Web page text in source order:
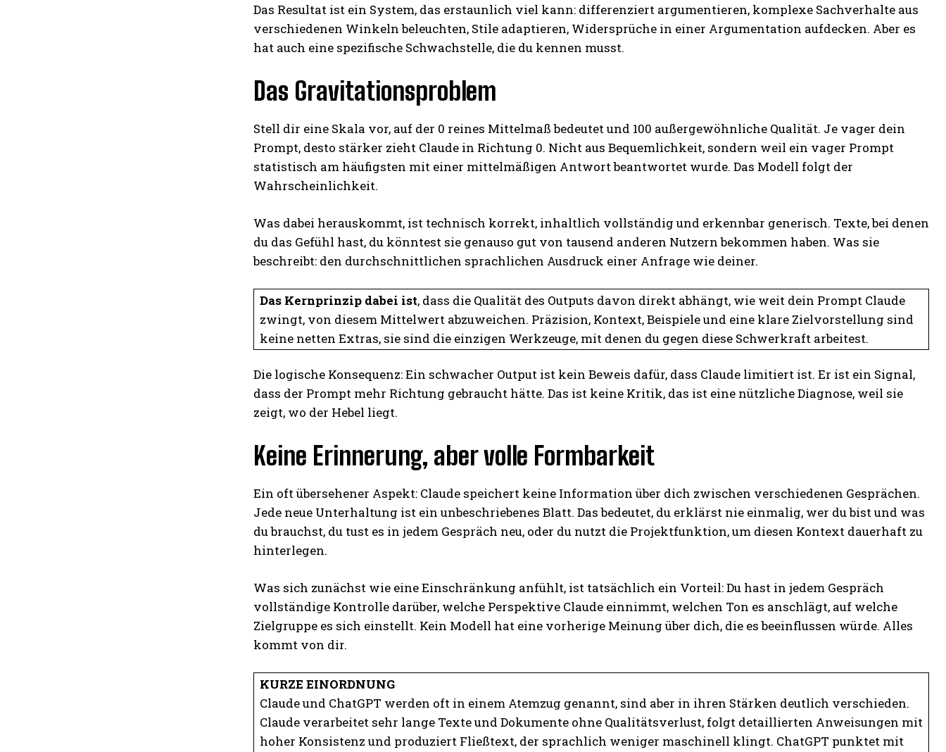
Das Resultat ist ein System, das erstaunlich viel kann: differenziert argumentieren, komplexe Sachverhalte aus
verschiedenen Winkeln beleuchten, Stile adaptieren, Widersprüche in einer Argumentation aufdecken. Aber es
hat auch eine spezifische Schwachstelle, die du kennen musst.
Das Gravitationsproblem
Stell dir eine Skala vor, auf der 0 reines Mittelmaß bedeutet und 100 außergewöhnliche Qualität. Je vager dein
Prompt, desto stärker zieht Claude in Richtung 0. Nicht aus Bequemlichkeit, sondern weil ein vager Prompt
statistisch am häufigsten mit einer mittelmäßigen Antwort beantwortet wurde. Das Modell folgt der
Wahrscheinlichkeit.
Was dabei herauskommt, ist technisch korrekt, inhaltlich vollständig und erkennbar generisch. Texte, bei denen
du das Gefühl hast, du könntest sie genauso gut von tausend anderen Nutzern bekommen haben. Was sie
beschreibt: den durchschnittlichen sprachlichen Ausdruck einer Anfrage wie deiner.
Das Kernprinzip dabei ist, dass die Qualität des Outputs davon direkt abhängt, wie weit dein Prompt Claude
zwingt, von diesem Mittelwert abzuweichen. Präzision, Kontext, Beispiele und eine klare Zielvorstellung sind
keine netten Extras, sie sind die einzigen Werkzeuge, mit denen du gegen diese Schwerkraft arbeitest.
Die logische Konsequenz: Ein schwacher Output ist kein Beweis dafür, dass Claude limitiert ist. Er ist ein Signal,
dass der Prompt mehr Richtung gebraucht hätte. Das ist keine Kritik, das ist eine nützliche Diagnose, weil sie
zeigt, wo der Hebel liegt.
Keine Erinnerung, aber volle Formbarkeit
Ein oft übersehener Aspekt: Claude speichert keine Information über dich zwischen verschiedenen Gesprächen.
Jede neue Unterhaltung ist ein unbeschriebenes Blatt. Das bedeutet, du erklärst nie einmalig, wer du bist und was
du brauchst, du tust es in jedem Gespräch neu, oder du nutzt die Projektfunktion, um diesen Kontext dauerhaft zu
hinterlegen.
Was sich zunächst wie eine Einschränkung anfühlt, ist tatsächlich ein Vorteil: Du hast in jedem Gespräch
vollständige Kontrolle darüber, welche Perspektive Claude einnimmt, welchen Ton es anschlägt, auf welche
Zielgruppe es sich einstellt. Kein Modell hat eine vorherige Meinung über dich, die es beeinflussen würde. Alles
kommt von dir.
KURZE EINORDNUNG
Claude und ChatGPT werden oft in einem Atemzug genannt, sind aber in ihren Stärken deutlich verschieden.
Claude verarbeitet sehr lange Texte und Dokumente ohne Qualitätsverlust, folgt detaillierten Anweisungen mit
hoher Konsistenz und produziert Fließtext, der sprachlich weniger maschinell klingt. ChatGPT punktet mit